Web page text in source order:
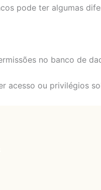
pode ter algumas
no banco de
acesso ou privilégios